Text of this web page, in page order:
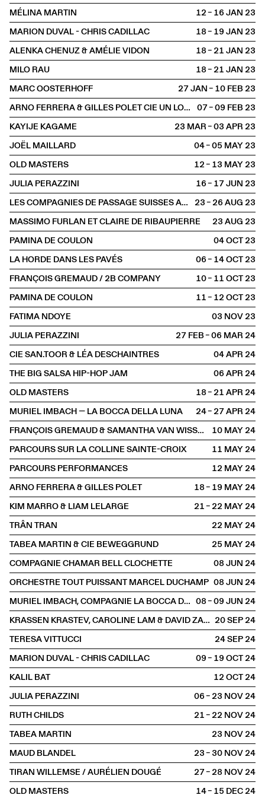
MÉLINA MARTIN
12 – 16 JAN2023
MARION DUVAL - CHRIS CADILLAC
18 – 19 JAN2023
ALENKA CHENUZ & AMÉLIE VIDON
18 – 21 JAN2023
MILO RAU
18 – 21 JAN2023
MARC OOSTERHOFF
27 JAN – 10 FEB2023
ARNO FERRERA & GILLES POLET CIE UN LOUP POUR L'HOMME
07 – 09 FEB2023
KAYIJE KAGAME
23 MAR – 03 APR2023
JOËL MAILLARD
04 – 05 MAY2023
OLD MASTERS
12 – 13 MAY2023
JULIA PERAZZINI
16 – 17 JUN2023
LES COMPAGNIES DE PASSAGE SUISSES AU FESTIVAL D'AURILLAC
23 – 26 AUG2023
MASSIMO FURLAN ET CLAIRE DE RIBAUPIERRE
23 AUG2023
PAMINA DE COULON
04 OCT2023
LA HORDE DANS LES PAVÉS
06 – 14 OCT2023
FRANÇOIS GREMAUD / 2B COMPANY
10 – 11 OCT2023
PAMINA DE COULON
11 – 12 OCT2023
FATIMA NDOYE
03 NOV2023
JULIA PERAZZINI
27 FEB – 06 MAR2024
CIE SAN.TOOR & LÉA DESCHAINTRES
04 APR2024
THE BIG SALSA HIP-HOP JAM
06 APR2024
OLD MASTERS
18 – 21 APR2024
MURIEL IMBACH — LA BOCCA DELLA LUNA
24 – 27 APR2024
FRANÇOIS GREMAUD & SAMANTHA VAN WISSEN
10 MAY2024
PARCOURS SUR LA COLLINE SAINTE-CROIX
11 MAY2024
PARCOURS PERFORMANCES
12 MAY2024
ARNO FERRERA & GILLES POLET
18 – 19 MAY2024
KIM MARRO & LIAM LELARGE
21 – 22 MAY2024
TRÂN TRAN
22 MAY2024
TABEA MARTIN & CIE BEWEGGRUND
25 MAY2024
COMPAGNIE CHAMAR BELL CLOCHETTE
08 JUN2024
ORCHESTRE TOUT PUISSANT MARCEL DUCHAMP 08 JUN2024
MURIEL IMBACH, COMPAGNIE LA BOCCA DELLA LUNA 08 – 09 JUN2024
KRASSEN KRASTEV, CAROLINE LAM & DAVID ZAGARI 20 SEP2024
TERESA VITTUCCI
24 SEP2024
MARION DUVAL - CHRIS CADILLAC
09 – 19 OCT2024
KALIL BAT
12 OCT2024
JULIA PERAZZINI
06 – 23 NOV2024
RUTH CHILDS
21 – 22 NOV2024
TABEA MARTIN
23 NOV2024
MAUD BLANDEL
23 – 30 NOV2024
TIRAN WILLEMSE / AURÉLIEN DOUGÉ
27 – 28 NOV2024
OLD MASTERS
14 – 15 DEC2024